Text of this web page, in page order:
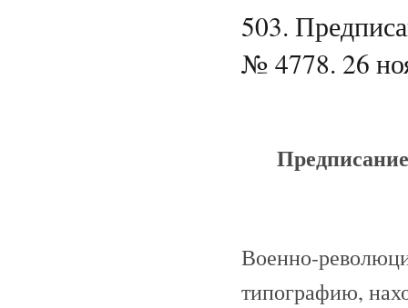
503.
№ 4778. 26
Военно-
типографию,